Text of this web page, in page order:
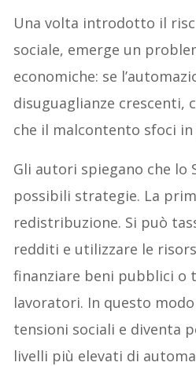
Una volta introdotto il
sociale, emerge un
economiche: se
disuguaglianze crescenti,
che il malcontento sfoci
Gli autori spiegano che lo
possibili strategie. La
redistribuzione. Si può
redditi e utilizzare le
finanziare beni pubblici o
lavoratori. In questo
tensioni sociali e diventa
livelli più elevati di